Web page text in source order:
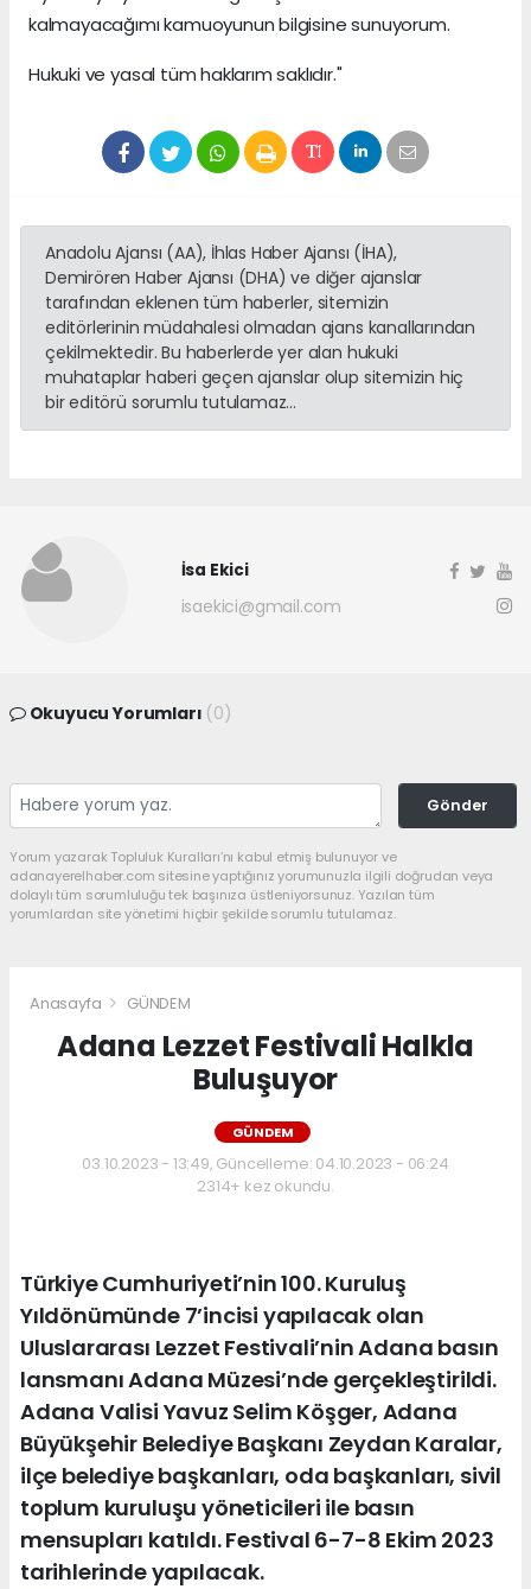
kalmayacağımı kamuoyunun bilgisine sunuyorum.
Hukuki ve yasal tüm haklarım saklıdır."
Anadolu Ajansı (AA), İhlas Haber Ajansı (İHA),
Demirören Haber Ajansı (DHA) ve diğer ajanslar
tarafından eklenen tüm haberler, sitemizin
editörlerinin müdahalesi olmadan ajans kanallarından
çekilmektedir. Bu haberlerde yer alan hukuki
muhataplar haberi geçen ajanslar olup sitemizin hiç
bir editörü sorumlu tutulamaz...
İsa Ekici
isaekici@gmail.com
Okuyucu Yorumları (0)
Gönder
Yorum yazarak Topluluk Kuralları’nı kabul etmiş bulunuyor ve
adanayerelhaber.com sitesine yaptığınız yorumunuzla ilgili doğrudan veya
dolaylı tüm sorumluluğu tek başınıza üstleniyorsunuz. Yazılan tüm
yorumlardan site yönetimi hiçbir şekilde sorumlu tutulamaz.
Anasayfa GÜNDEM
Adana Lezzet Festivali Halkla
Buluşuyor
GÜNDEM
03.10.2023 - 13:49, Güncelleme: 04.10.2023 - 06:24
2314+ kez okundu.
Türkiye Cumhuriyeti’nin 100. Kuruluş
Yıldönümünde 7’incisi yapılacak olan
Uluslararası Lezzet Festivali’nin Adana basın
lansmanı Adana Müzesi’nde gerçekleştirildi.
Adana Valisi Yavuz Selim Köşger, Adana
Büyükşehir Belediye Başkanı Zeydan Karalar,
ilçe belediye başkanları, oda başkanları, sivil
toplum kuruluşu yöneticileri ile basın
mensupları katıldı. Festival 6-7-8 Ekim 2023
tarihlerinde yapılacak.